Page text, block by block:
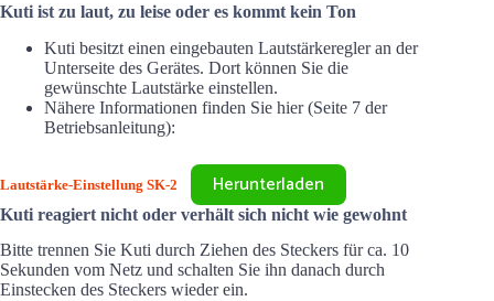
Kuti ist zu laut, zu leise oder es kommt kein Ton
Kuti besitzt einen eingebauten Lautstärkeregler an der
Unterseite des Gerätes. Dort können Sie die
gewünschte Lautstärke einstellen.
Nähere Informationen finden Sie hier (Seite 7 der
Betriebsanleitung):
Lautstärke-Einstellung SK-2 Herunterladen
Kuti reagiert nicht oder verhält sich nicht wie gewohnt
Bitte trennen Sie Kuti durch Ziehen des Steckers für ca. 10
Sekunden vom Netz und schalten Sie ihn danach durch
Einstecken des Steckers wieder ein.